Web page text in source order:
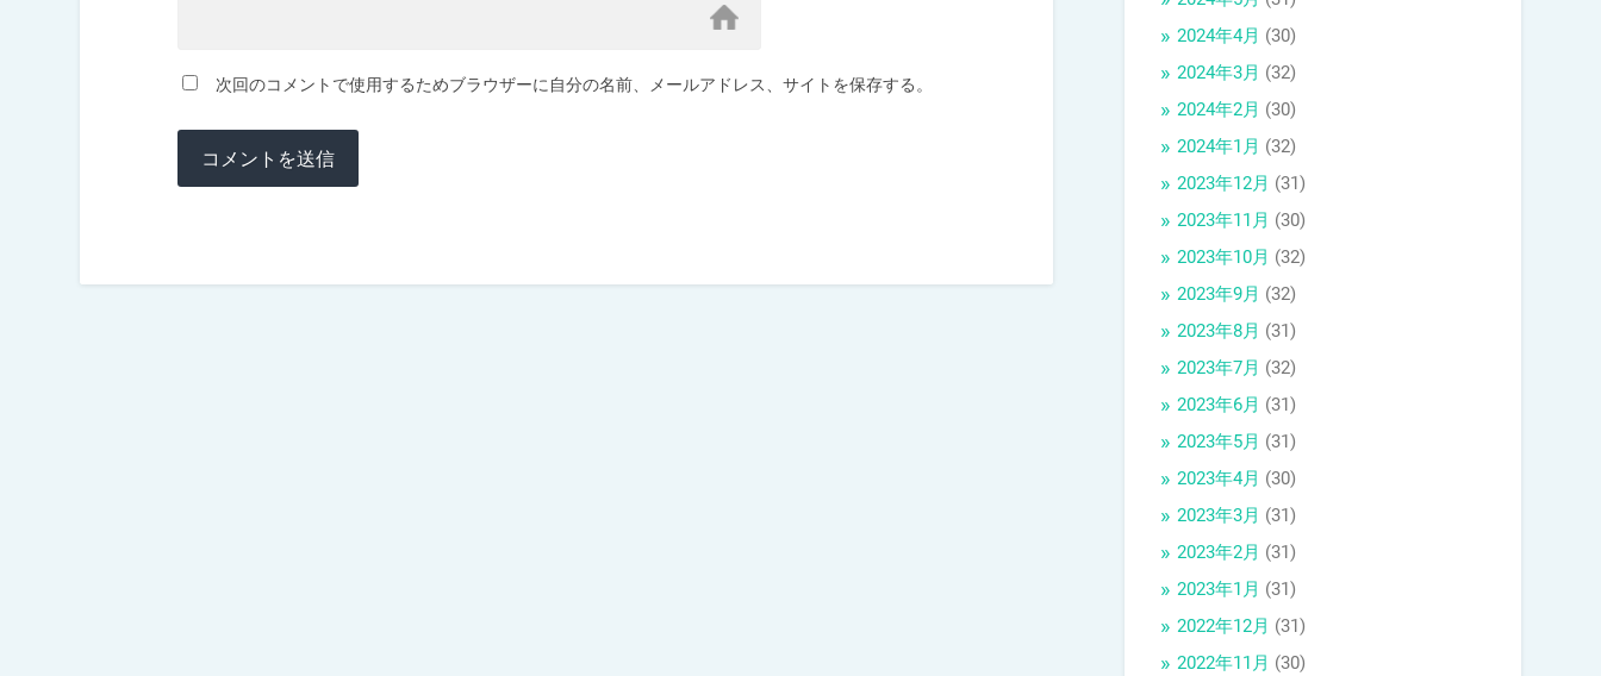
次回のコメントで使用するためブラウザーに自分の名前、メールアドレス、サイトを保存する。
2024年4月 (30)
2024年3月 (32)
2024年2月 (30)
2024年1月 (32)
2023年12月 (31)
2023年11月 (30)
2023年10月 (32)
2023年9月 (32)
2023年8月 (31)
2023年7月 (32)
2023年6月 (31)
2023年5月 (31)
2023年4月 (30)
2023年3月 (31)
2023年2月 (31)
2023年1月 (31)
2022年12月 (31)
2022年11月 (30)